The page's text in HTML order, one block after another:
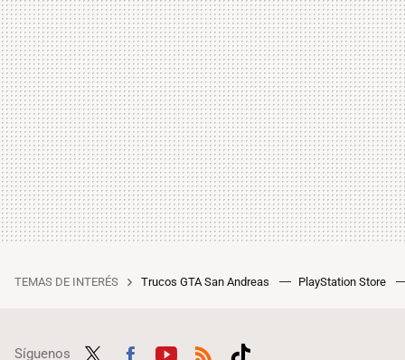
TEMAS DE INTERÉS Trucos GTA San Andreas PlayStation Store
Síguenos